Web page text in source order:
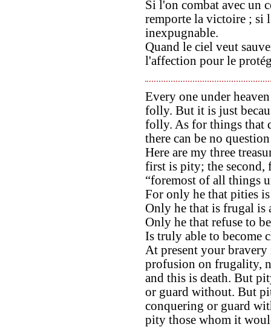
Si l'on combat avec un
remporte la victoire ; si
inexpugnable.
Quand le ciel veut
l'affection pour le
Every one under
folly. But it is just
folly. As for things
there can be no
Here are my three
first is pity; the second,
“foremost of all things
For only he that pities
Only he that is frugal is
Only he that refuse to
Is truly able to become
At present your
profusion on frugality,
and this is death. But
or guard without. But
conquering or guard
pity those whom it